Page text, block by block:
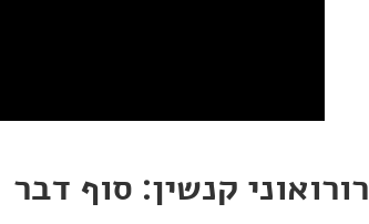
רורואוני קנשין: סוף דבר